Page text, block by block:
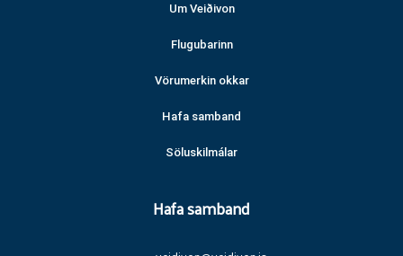
Um Veiðivon
Flugubarinn
Vörumerkin okkar
Hafa samband
Söluskilmálar
Hafa samband